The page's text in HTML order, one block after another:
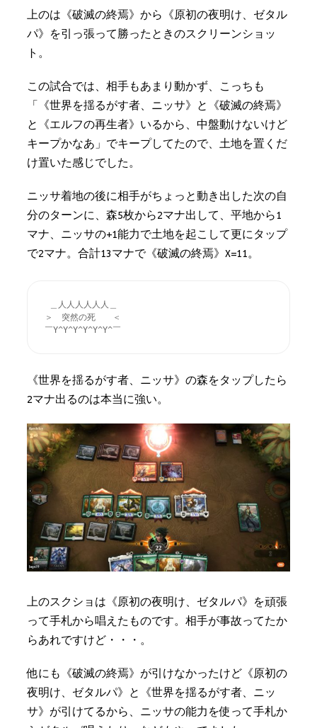
上のは《破滅の終焉》から《原初の夜明け、ゼタル
パ》を引っ張って勝ったときのスクリーンショッ
ト。
この試合では、相手もあまり動かず、こっちも
「《世界を揺るがす者、ニッサ》と《破滅の終焉》
と《エルフの再生者》いるから、中盤動けないけど
キープかなあ」でキープしてたので、土地を置くだ
け置いた感じでした。
ニッサ着地の後に相手がちょっと動き出した次の自
分のターンに、森5枚から2マナ出して、平地から1
マナ、ニッサの+1能力で土地を起こして更にタップ
で2マナ。合計13マナで《破滅の終焉》X=11。
＞　突然の死　　＜
￣Y^Y^Y^Y^Y^Y^￣
《世界を揺るがす者、ニッサ》の森をタップしたら
2マナ出るのは本当に強い。
上のスクショは《原初の夜明け、ゼタルパ》を頑張
って手札から唱えたものです。相手が事故ってたか
らあれですけど・・・。
他にも《破滅の終焉》が引けなかったけど《原初の
夜明け、ゼタルパ》と《世界を揺るがす者、ニッ
サ》が引けてるから、ニッサの能力を使って手札か